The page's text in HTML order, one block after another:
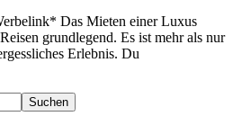
Das Mieten einer Luxus
grundlegend. Es ist mehr als nur
Erlebnis. Du
Suchen